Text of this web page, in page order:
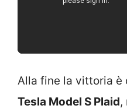
Alla fine la vittoria
Tesla Model S Plaid,